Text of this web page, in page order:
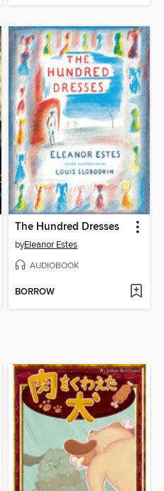
The Hundred Dresses
byEleanor Estes
AUDIOBOOK
BORROW